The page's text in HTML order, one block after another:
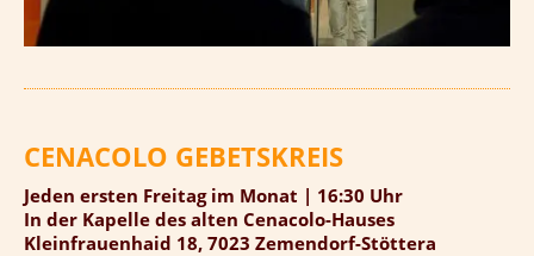
CENACOLO GEBETSKREIS
Jeden ersten Freitag im Monat | 16:30 Uhr
In der Kapelle des alten Cenacolo-Hauses
Kleinfrauenhaid 18, 7023 Zemendorf-Stöttera